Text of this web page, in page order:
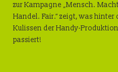
zur Kampagne „Mensch.
Handel. Fair.“ zeigt, was hinter
Kulissen der Handy-Produktion
passiert!